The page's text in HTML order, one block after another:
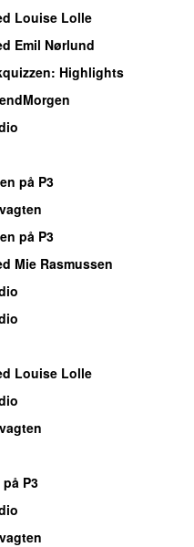
Louise Lolle
Emil Nørlund
: Highlights
på P3
på P3
Mie Rasmussen
Louise Lolle
på P3